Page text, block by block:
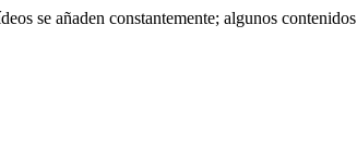
se añaden constantemente; algunos